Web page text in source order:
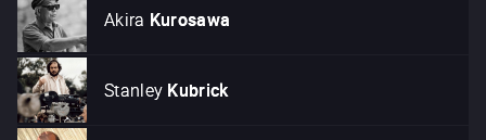
Akira Kurosawa
Stanley Kubrick